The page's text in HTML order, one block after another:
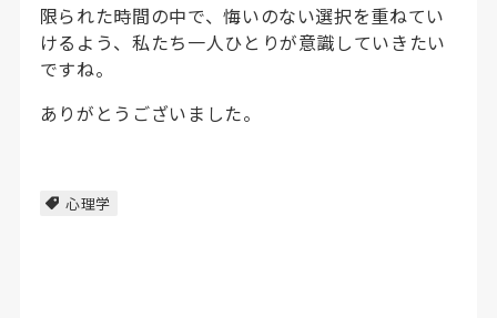
限られた時間の中で、悔いのない選択を重ねてい
けるよう、私たち一人ひとりが意識していきたい
ですね。
ありがとうございました。
心理学